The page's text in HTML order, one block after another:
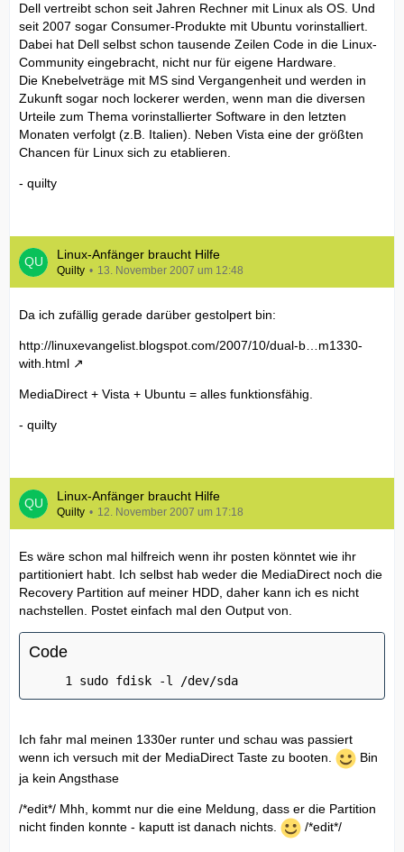
Dell vertreibt schon seit Jahren Rechner mit Linux als OS. Und
seit 2007 sogar Consumer-Produkte mit Ubuntu vorinstalliert.
Dabei hat Dell selbst schon tausende Zeilen Code in die Linux-
Community eingebracht, nicht nur für eigene Hardware.
Die Knebelveträge mit MS sind Vergangenheit und werden in
Zukunft sogar noch lockerer werden, wenn man die diversen
Urteile zum Thema vorinstallierter Software in den letzten
Monaten verfolgt (z.B. Italien). Neben Vista eine der größten
Chancen für Linux sich zu etablieren.
- quilty
Linux-Anfänger braucht Hilfe
Quilty 13. November 2007 um 12:48
Da ich zufällig gerade darüber gestolpert bin:
http://linuxevangelist.blogspot.com/2007/10/dual-b…m1330-
with.html
MediaDirect + Vista + Ubuntu = alles funktionsfähig.
- quilty
Linux-Anfänger braucht Hilfe
Quilty 12. November 2007 um 17:18
Es wäre schon mal hilfreich wenn ihr posten könntet wie ihr
partitioniert habt. Ich selbst hab weder die MediaDirect noch die
Recovery Partition auf meiner HDD, daher kann ich es nicht
nachstellen. Postet einfach mal den Output von.
Code
sudo fdisk -l /dev/sda
Ich fahr mal meinen 1330er runter und schau was passiert
wenn ich versuch mit der MediaDirect Taste zu booten.
Bin
ja kein Angsthase
/*edit*/ Mhh, kommt nur die eine Meldung, dass er die Partition
nicht finden konnte - kaputt ist danach nichts.
/*edit*/